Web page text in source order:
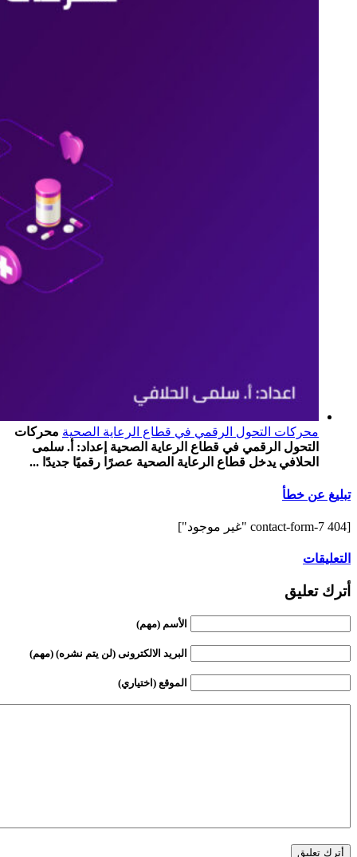
محركات التحول الرقمي في قطاع الرعاية الصحية محركات
التحول الرقمي في قطاع الرعاية الصحية إعداد: أ. سلمى
الحلافي يدخل قطاع الرعاية الصحية عصرًا رقميًا جديدًا ...
تبليغ عن خطأ
[contact-form-7 404 "غير موجود"]
التعليقات
أترك تعليق
الأسم (مهم)
البريد الالكترونى (لن يتم نشره) (مهم)
الموقع (اختياري)